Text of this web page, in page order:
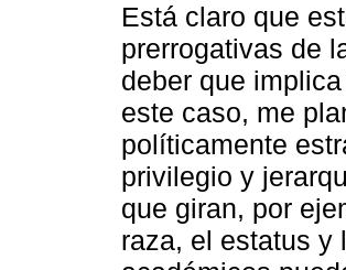
Está claro que
prerrogativas de
deber que
este caso, me
políticamente
privilegio y
que giran, por
raza, el estatus y